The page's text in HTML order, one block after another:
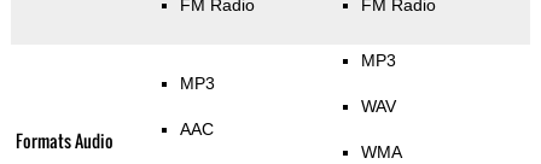
FM Radio FM Radio
Formats Audio
MP3
AAC
MP3
WAV
WMA